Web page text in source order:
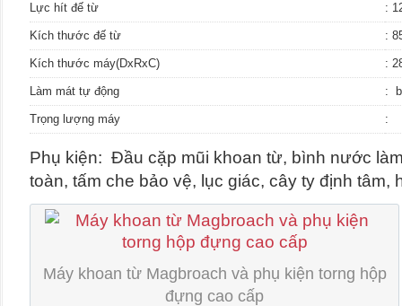
Lực hít đế từ :
Kích thước đế từ :
Kích thước máy(DxRxC) :
Làm mát tự động :
Trọng lượng máy :
Phụ kiện: Đầu cặp mũi khoan từ, bình nước
toàn, tấm che bảo vệ, lục giác, cây ty định tâm,
Máy khoan từ Magbroach và phụ kiện torng hộp
đựng cao cấp